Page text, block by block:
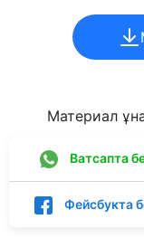
Материал
Ватсапта
Фейсбукта